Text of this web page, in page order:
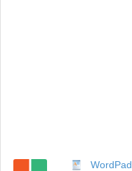
WordPad